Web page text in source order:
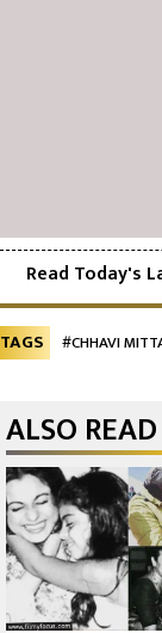
Read Today's
TAGS #CHHAVI
ALSO READ